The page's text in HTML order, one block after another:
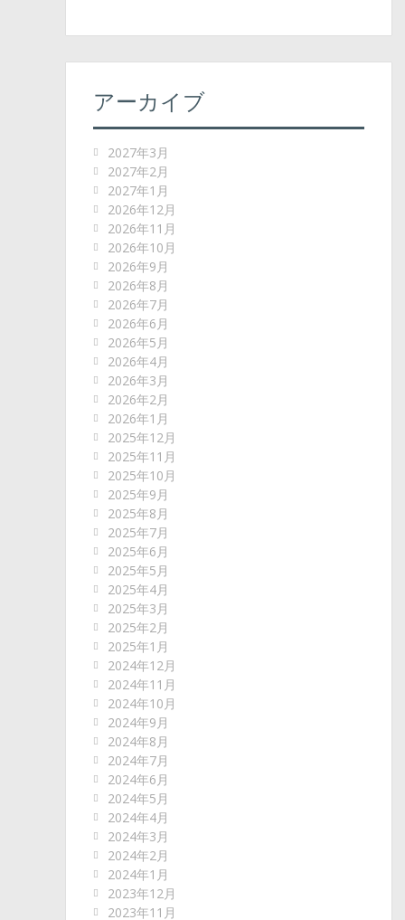
アーカイブ
2027年3月
2027年2月
2027年1月
2026年12月
2026年11月
2026年10月
2026年9月
2026年8月
2026年7月
2026年6月
2026年5月
2026年4月
2026年3月
2026年2月
2026年1月
2025年12月
2025年11月
2025年10月
2025年9月
2025年8月
2025年7月
2025年6月
2025年5月
2025年4月
2025年3月
2025年2月
2025年1月
2024年12月
2024年11月
2024年10月
2024年9月
2024年8月
2024年7月
2024年6月
2024年5月
2024年4月
2024年3月
2024年2月
2024年1月
2023年12月
2023年11月